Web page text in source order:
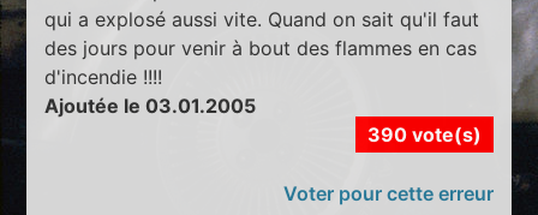
qui a explosé aussi vite. Quand on sait qu'il faut
des jours pour venir à bout des flammes en cas
d'incendie !!!!
Ajoutée le 03.01.2005
390 vote(s)
Voter pour cette erreur